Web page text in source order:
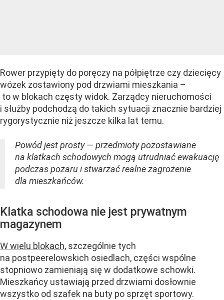
Rower przypięty do poręczy na półpiętrze czy dziecięcy
wózek zostawiony pod drzwiami mieszkania –
to w blokach częsty widok. Zarządcy nieruchomości
i służby podchodzą do takich sytuacji znacznie bardziej
rygorystycznie niż jeszcze kilka lat temu.
Powód jest prosty — przedmioty pozostawiane
na klatkach schodowych mogą utrudniać ewakuację
podczas pożaru i stwarzać realne zagrożenie
dla mieszkańców.
Klatka schodowa nie jest prywatnym
magazynem
W wielu blokach, szczególnie tych
na postpeerelowskich osiedlach, części wspólne
stopniowo zamieniają się w dodatkowe schowki.
Mieszkańcy ustawiają przed drzwiami dosłownie
wszystko od szafek na buty po sprzęt sportowy.